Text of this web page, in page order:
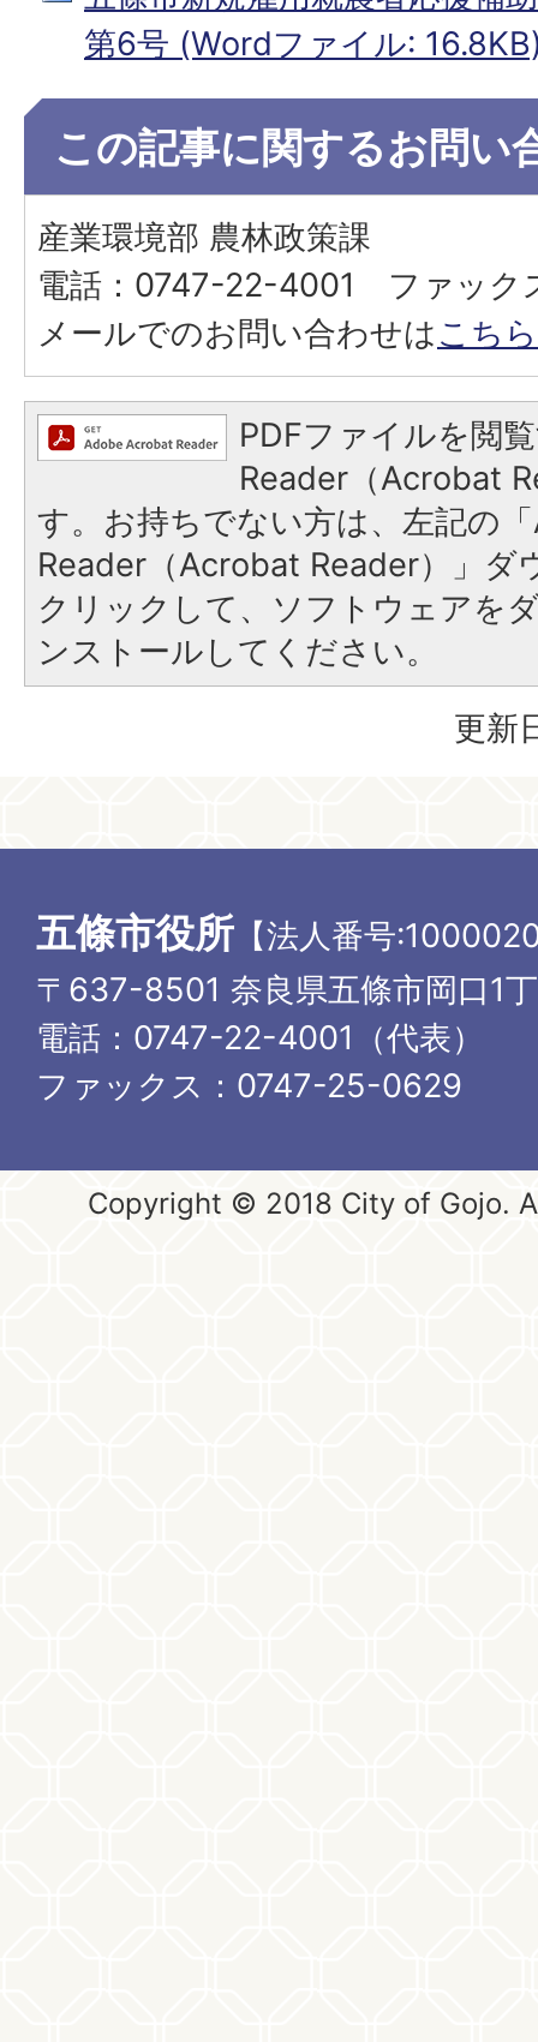
第6号 (Wordファイル:
この記事に関するお問い
産業環境部 農林政策課
電話：0747-22-4001 ファック
メールでのお問い合わせはこちら
PDFファイルを閲
Reader（Acrobat
す。お持ちでない方は、左記の
Reader（Acrobat Reader）」ダ
クリックして、ソフトウェアを
ンストールしてください。
更新
五條市役所 【法人番号
〒637-8501 奈良県五條市岡口1
電話：0747-22-4001（代表）
ファックス：0747-25-0629
Copyright © 2018 City of Gojo.